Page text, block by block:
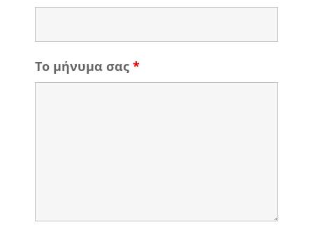
Το μήνυμα σας *